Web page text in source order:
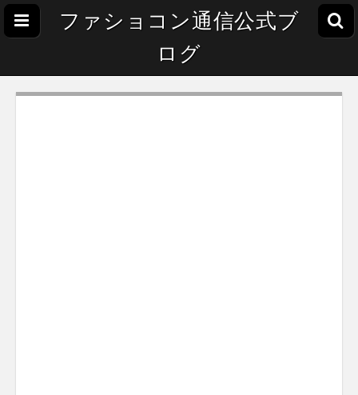
ファショコン通信公式ブ
ログ